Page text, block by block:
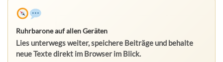
Ruhrbarone auf allen Geräten
Lies unterwegs weiter, speichere Beiträge und behalte
neue Texte direkt im Browser im Blick.